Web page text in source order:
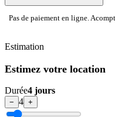
Pas de paiement en ligne.
Estimation
Estimez votre location
Durée4 jours
− 4 +